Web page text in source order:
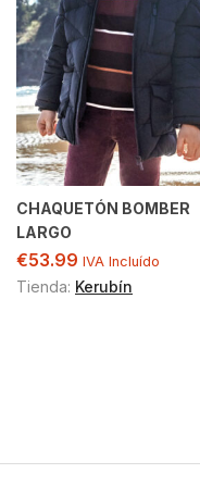
CHAQUETÓN BOMBER
LARGO
€53.99 IVA Incluído
Tienda: Kerubín